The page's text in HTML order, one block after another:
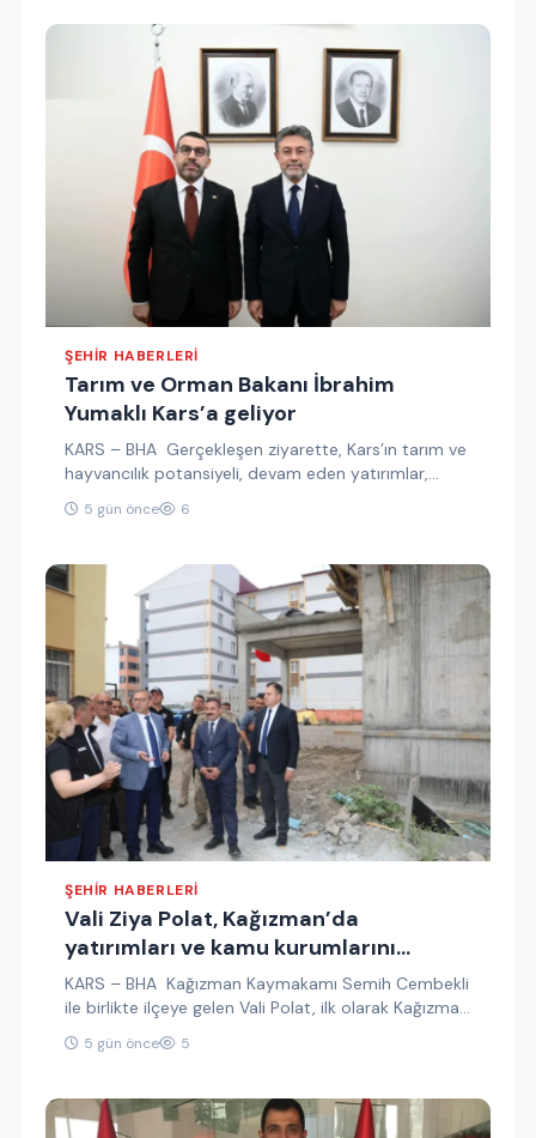
ŞEHIR HABERLERI
Tarım ve Orman Bakanı İbrahim
Yumaklı Kars’a geliyor
KARS – BHA Gerçekleşen ziyarette, Kars’ın tarım ve
hayvancılık potansiyeli, devam eden yatırımlar,
üreticilerin talepleri ve önümüzdeki dönemde…
5 gün önce 6
ŞEHIR HABERLERI
Vali Ziya Polat, Kağızman’da
yatırımları ve kamu kurumlarını
inceledi
KARS – BHA Kağızman Kaymakamı Semih Cembekli
ile birlikte ilçeye gelen Vali Polat, ilk olarak Kağızman
Kaymakamlığını ziyaret…
5 gün önce 5